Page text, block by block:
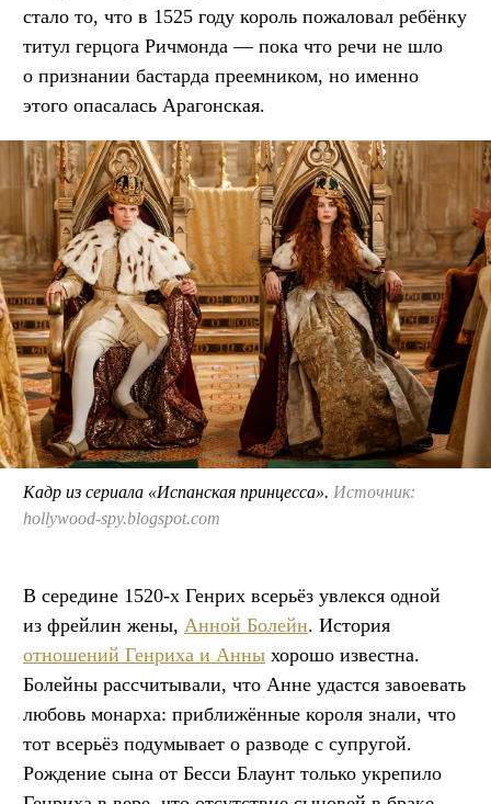
стало то, что в 1525 году король пожаловал ребёнку
титул герцога Ричмонда — пока что речи не шло
о признании бастарда преемником, но именно
этого опасалась Арагонская.
Кадр из сериала «Испанская принцесса». Источник:
hollywood-spy.blogspot.com
В середине 1520-х Генрих всерьёз увлекся одной
из фрейлин жены, Анной Болейн. История
отношений Генриха и Анны хорошо известна.
Болейны рассчитывали, что Анне удастся завоевать
любовь монарха: приближённые короля знали, что
тот всерьёз подумывает о разводе с супругой.
Рождение сына от Бесси Блаунт только укрепило